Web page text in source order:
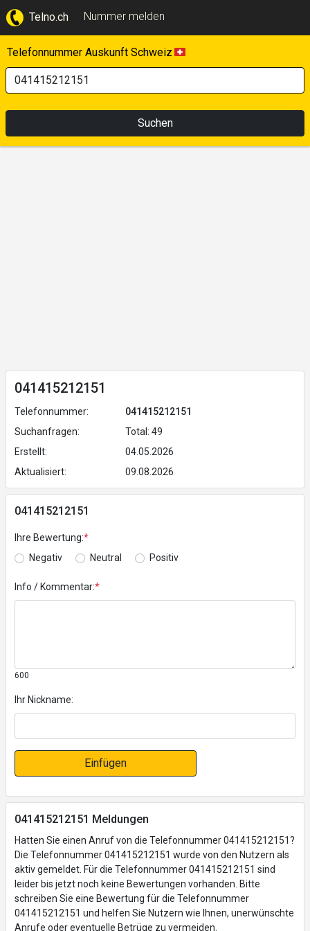
Telno.ch Nummer melden
Telefonnummer Auskunft Schweiz
Suchen
041415212151
Telefonnummer:
041415212151
Suchanfragen:
Total: 49
Erstellt:
04.05.2026
Aktualisiert:
09.08.2026
041415212151
Ihre Bewertung:*
Negativ
Neutral Positiv
Info / Kommentar:*
600
Ihr Nickname:
Einfügen
041415212151 Meldungen
Hatten Sie einen Anruf von die Telefonnummer 041415212151?
Die Telefonnummer 041415212151 wurde von den Nutzern als
aktiv gemeldet. Für die Telefonnummer 041415212151 sind
leider bis jetzt noch keine Bewertungen vorhanden. Bitte
schreiben Sie eine Bewertung für die Telefonnummer
041415212151 und helfen Sie Nutzern wie Ihnen, unerwünschte
Anrufe oder eventuelle Betrüge zu vermeiden.